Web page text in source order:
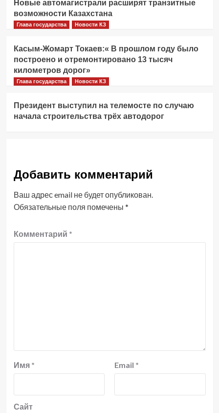
Новые автомагистрали расширят транзитные
возможности Казахстана
Глава государства Новости КЗ
Касым-Жомарт Токаев:« В прошлом году было
построено и отремонтировано 13 тысяч
километров дорог»
Глава государства Новости КЗ
Президент выступил на телемосте по случаю
начала строительства трёх автодорог
Добавить комментарий
Ваш адрес email не будет опубликован.
Обязательные поля помечены *
Комментарий *
Имя * Email *
Сайт